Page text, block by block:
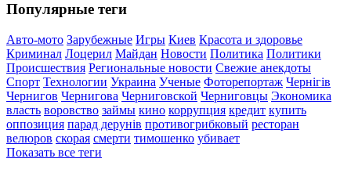
Популярные теги
Авто-мото Зарубежные Игры Киев Красота и здоровье
Криминал Лоцерил Майдан Новости Политика Политики
Происшествия Региональные новости Свежие анекдоты
Спорт Технологии Украина Ученые Фоторепортаж Чернігів
Чернигов Чернигова Черниговской Черниговцы Экономика
власть воровство займы кино коррупция кредит купить
оппозиция парад дерунів противогрибковый ресторан
велюров скорая смерти тимошенко убивает
Показать все теги